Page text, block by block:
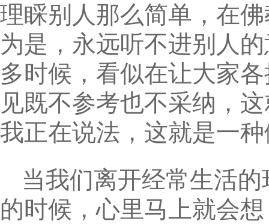
理睬别人那么简单，在
为是，永远听不进别人
多时候，看似在让大家
见既不参考也不采纳，
我正在说法，这就是一
当我们离开经常生活
的时候，心里马上就会